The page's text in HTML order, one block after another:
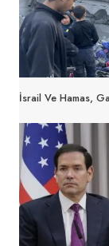
İsrail Ve Hamas,